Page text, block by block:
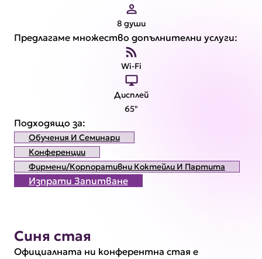
8 души
Предлагаме множество допълнителни услуги:
Wi-Fi
Дисплей
65"
Подходящо за:
Обучения И Семинари
Конференции
Фирмени/корпоративни Коктейли И Партита
Изпрати Запитване
Синя стая
Официалната ни конферентна стая е